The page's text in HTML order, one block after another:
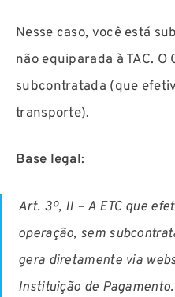
Nesse caso, você está
não equiparada à TAC. O
subcontratada (que
transporte).
Base legal:
Art. 3º, II – A ETC que
operação, sem
gera diretamente via
Instituição de Pagamento.